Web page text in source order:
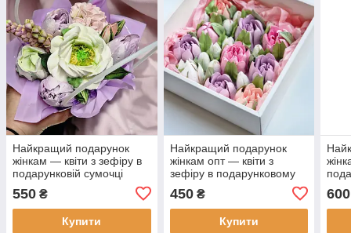
Найкращий подарунок
жінкам — квіти з зефіру в
подарунковій сумочці
550 ₴
Купити
Найкращий подарунок
жінкам опт — квіти з
зефіру в подарунковому
450₴
Купити
600